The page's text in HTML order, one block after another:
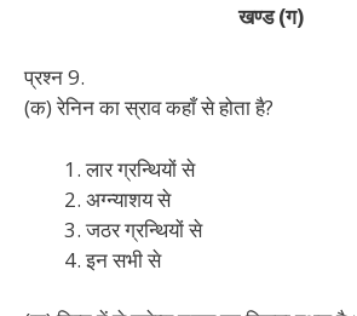
खण्ड (ग)
प्रश्न 9.
(क) रेनिन का स्राव कहाँ से होता है?
लार ग्रन्थियों से
अग्न्याशय से
जठर ग्रन्थियों से
इन सभी से